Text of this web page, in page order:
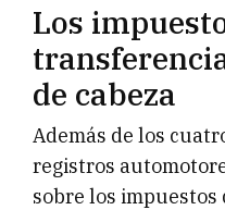
Los
de cabeza
Además de los
registros
sobre los impuestos